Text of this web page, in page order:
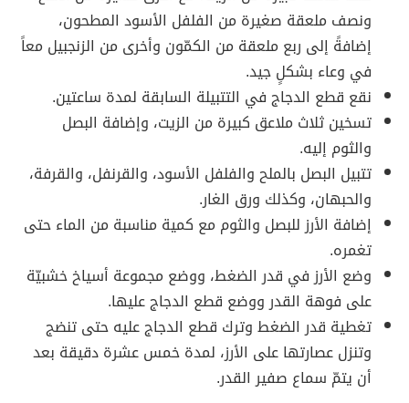
ونصف ملعقة صغيرة من الفلفل الأسود المطحون،
إضافةً إلى ربع ملعقة من الكمّون وأخرى من الزنجبيل معاً
في وعاء بشكلٍ جيد.
نقع قطع الدجاج في التتبيلة السابقة لمدة ساعتين.
تسخين ثلاث ملاعق كبيرة من الزيت، وإضافة البصل
والثوم إليه.
تتبيل البصل بالملح والفلفل الأسود، والقرنفل، والقرفة،
والحبهان، وكذلك ورق الغار.
إضافة الأرز للبصل والثوم مع كمية مناسبة من الماء حتى
تغمره.
وضع الأرز في قدر الضغط، ووضع مجموعة أسياخ خشبيّة
على فوهة القدر ووضع قطع الدجاج عليها.
تغطية قدر الضغط وترك قطع الدجاج عليه حتى تنضج
وتنزل عصارتها على الأرز، لمدة خمس عشرة دقيقة بعد
أن يتمّ سماع صفير القدر.